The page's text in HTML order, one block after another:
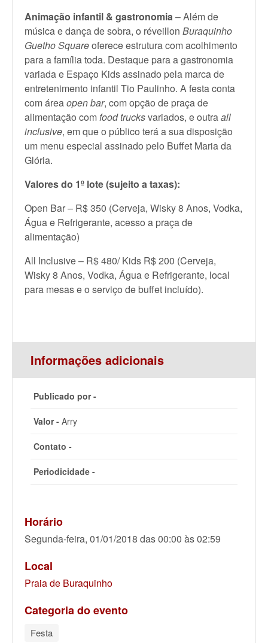
Animação infantil & gastronomia– Além de
música e dança de sobra, o réveillon Buraquinho
Guetho Squareoferece estrutura com acolhimento
para a família toda. Destaque para a gastronomia
variada e Espaço Kids assinado pela marca de
entretenimento infantil Tio Paulinho. A festa conta
com áreaopen bar, com opção de praça de
alimentação comfood trucksvariados, e outraall
inclusive, em que o público terá a sua disposição
um menu especial assinado pelo Buffet Maria da
Glória.
Valores do 1º lote (sujeito a taxas):
Open Bar – R$ 350 (Cerveja, Wisky 8 Anos, Vodka,
Água e Refrigerante, acesso a praça de
alimentação)
All Inclusive – R$ 480/ Kids R$ 200 (Cerveja,
Wisky 8 Anos, Vodka, Água e Refrigerante, local
para mesas e o serviço de buffet incluído).
Informações adicionais
Publicado por -
Valor - Arry
Contato -
Periodicidade -
Horário
Segunda-feira, 01/01/2018 das 00:00 às 02:59
Local
Praia de Buraquinho
Categoria do evento
Festa